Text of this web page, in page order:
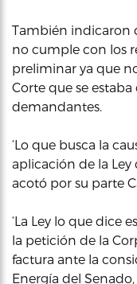
También indicaron
no cumple con los
preliminar ya que
Corte que se
demandantes.
‘Lo que busca la
aplicación de la Ley
acotó por su parte
‘La Ley lo que dice
la petición de la
factura ante la
Energía del